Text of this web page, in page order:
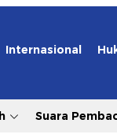
Internasional
Suara